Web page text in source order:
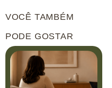
VOCÊ TAMBÉM
PODE GOSTAR